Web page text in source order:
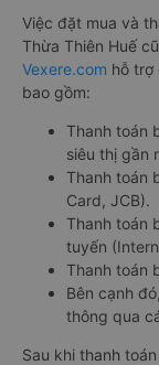
Việc đặt mua và
Thừa Thiên Huế
Vexere.com hỗ trợ
bao gồm:
Thanh toán
siêu thị gần
Thanh toán
Card, JCB).
Thanh toán
tuyến
Thanh toán
Bên cạnh
thông qua
Sau khi thanh